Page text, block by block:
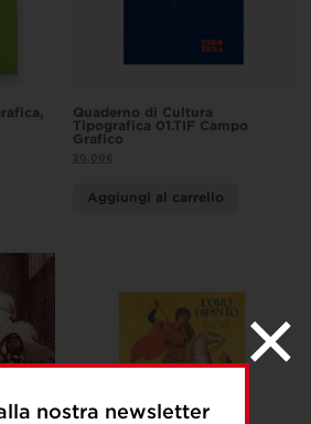
nostra newsletter
Quaderno di Cultura
Tipografica 01.TIF Campo
Grafico
20,00€
Aggiungi al carrello